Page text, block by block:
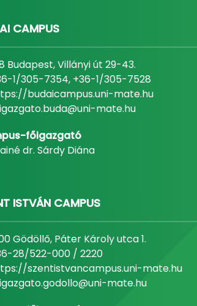
CAMPUS
Budapest, Villányi út 29-43.
1/305-7354, +36-1/305-7528
budaicampus.uni-mate.hu
mate.hu
főigazgató
dr. Sárdy Diána
ISTVÁN CAMPUS
Gödöllő, Páter Károly utca 1.
28/522-000 / 2220
szentistvancampus.uni-mate.hu
mate.hu